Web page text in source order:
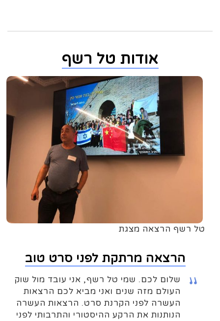
אודות טל רשף
טל רשף הרצאה מצגת
הרצאה מרתקת לפני סרט טוב
שלום לכם. שמי טל רשף, אני עובד מול שוקי
העולם מזה שנים ואני מביא לכם הרצאות
העשרה לפני הקרנת סרט. הרצאות העשרה
הנותנות את הרקע ההיסטורי והתרבותי לפני